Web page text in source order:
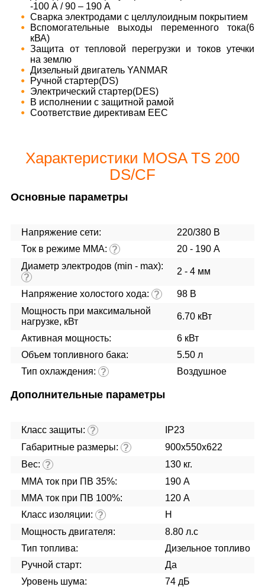
-100 А / 90 – 190 А
Сварка электродами с целлулоидным покрытием
Вспомогательные выходы переменного тока(6
кВА)
Защита от тепловой перегрузки и токов утечки
на землю
Дизельный двигатель YANMAR
Ручной стартер(DS)
Электрический стартер(DES)
В исполнении с защитной рамой
Cоответствие директивам ЕЕС
Характеристики MOSA TS 200
DS/CF
Основные параметры
Напряжение сети:
220/380 В
Ток в режиме ММА: ?
20 - 190 А
Диаметр электродов (min - max):
?
2 - 4 мм
Напряжение холостого хода: ?
98 В
Мощность при максимальной
нагрузке, кВт
6.70 кВт
Активная мощность:
6 кВт
Объем топливного бака:
5.50 л
Тип охлаждения: ? Воздушное
Дополнительные параметры
Класс защиты: ?
IP23
Габаритные размеры: ?
900x550x622
Вес: ?
130 кг.
ММА ток при ПВ 35%:
190 А
ММА ток при ПВ 100%:
120 А
Класс изоляции: ?
H
Мощность двигателя:
8.80 л.с
Тип топлива:
Дизельное топливо
Ручной старт:
Да
Уровень шума:
74 дБ